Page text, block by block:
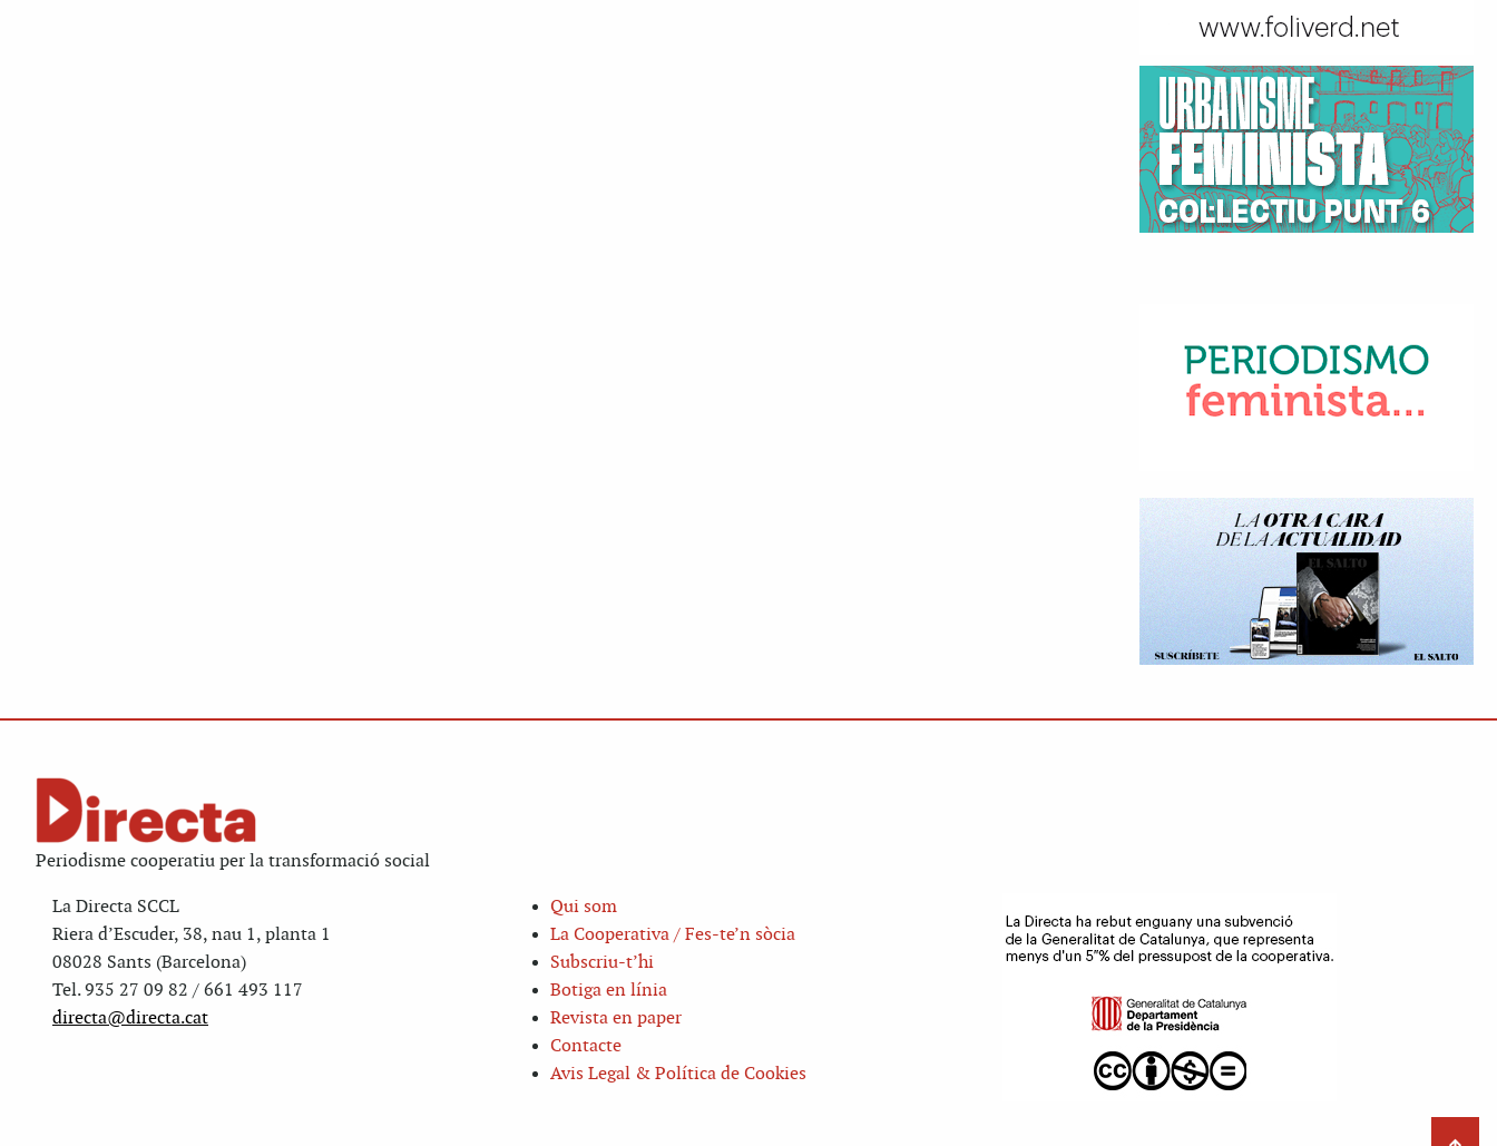
Periodisme cooperatiu per la transformació social
La Directa SCCL
Riera d’Escuder, 38, nau 1, planta 1
08028 Sants (Barcelona)
Tel. 935 27 09 82 / 661 493 117
directa@directa.cat
Qui som
La Cooperativa / Fes-te’n sòcia
Subscriu-t’hi
Botiga en línia
Revista en paper
Contacte
Avis Legal & Política de Cookies